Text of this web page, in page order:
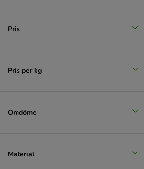
Pris
Pris per kg
Omdöme
Material